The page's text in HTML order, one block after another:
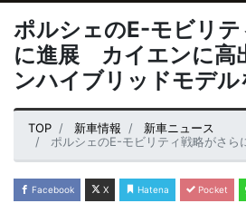
ポルシェのE-モビリテ
に進展 カイエンに高
ンハイブリッドモデル
TOP 新車情報
新車ニュース
ポルシェのE-モビリティ戦略がさらに進展 カイエンに高出力
Facebook X Hatena Pocket